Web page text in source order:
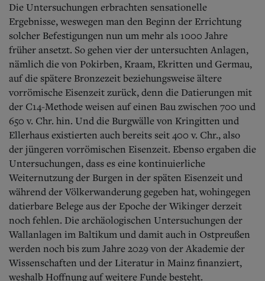
Die Untersuchungen erbrachten sensationelle
Ergebnisse, weswegen man den Beginn der Errichtung
solcher Befestigungen nun um mehr als 1000 Jahre
früher ansetzt. So gehen vier der untersuchten Anlagen,
nämlich die von Pokirben, Kraam, Ekritten und Germau,
auf die spätere Bronzezeit beziehungsweise ältere
vorrömische Eisenzeit zurück, denn die Datierungen mit
der C14-Methode weisen auf einen Bau zwischen 700 und
650 v. Chr. hin. Und die Burgwälle von Kringitten und
Ellerhaus existierten auch bereits seit 400 v. Chr., also
der jüngeren vorrömischen Eisenzeit. Ebenso ergaben die
Untersuchungen, dass es eine kontinuierliche
Weiternutzung der Burgen in der späten Eisenzeit und
während der Völkerwanderung gegeben hat, wohingegen
datierbare Belege aus der Epoche der Wikinger derzeit
noch fehlen. Die archäologischen Untersuchungen der
Wallanlagen im Baltikum und damit auch in Ostpreußen
werden noch bis zum Jahre 2029 von der Akademie der
Wissenschaften und der Literatur in Mainz finanziert,
weshalb Hoffnung auf weitere Funde besteht.